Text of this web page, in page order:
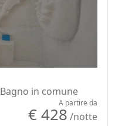
Bagno in comune
A partire da
€ 428 /notte